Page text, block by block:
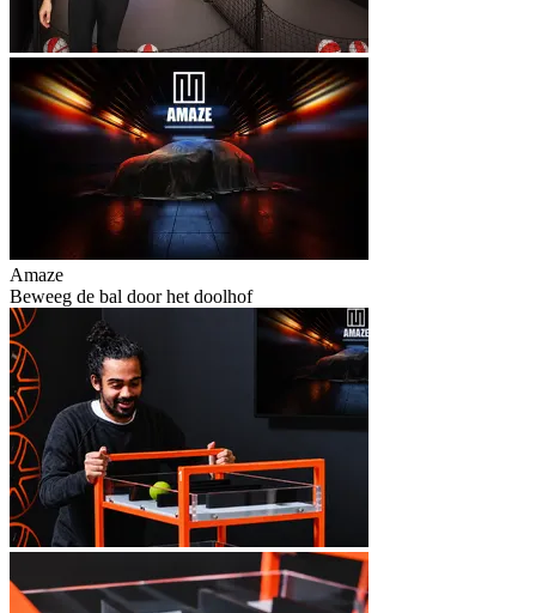
Amaze
Beweeg de bal door het doolhof